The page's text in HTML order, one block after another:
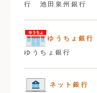
行 池田泉州銀行
ゆうちょ銀行
ゆうちょ銀行
ネット銀行